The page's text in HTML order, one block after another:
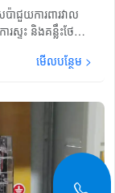
ាជួយការពារវាល
ស្ទះ និងគន្លឹះថែទាំ
មើលបន្ថែម >